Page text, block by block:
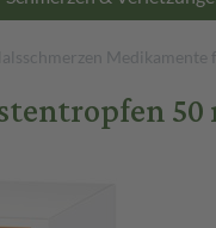
Medikamente